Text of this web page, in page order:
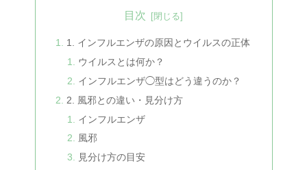
目次
1. インフルエンザの原因とウイルスの正体
ウイルスとは何か？
インフルエンザ◯型はどう違うのか？
2. 風邪との違い・見分け方
インフルエンザ
風邪
見分け方の目安